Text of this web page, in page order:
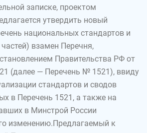
записке, проектом
утвердить новый
национальных стандартов и
взамен Перечня,
Правительства РФ от
(далее — Перечень № 1521), ввиду
стандартов и сводов
в Перечень 1521, а также на
в Минстрой России
изменению.Предлагаемый к